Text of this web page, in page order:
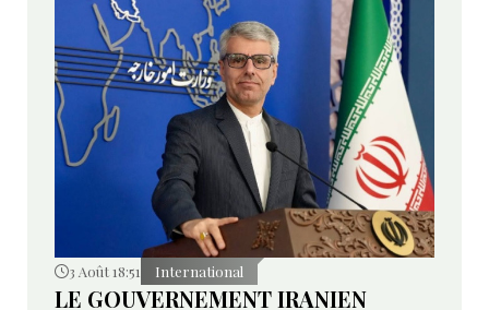
3 Août 18:51 International
LE GOUVERNEMENT IRANIEN